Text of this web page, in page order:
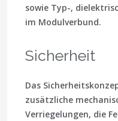
sowie Typ-,
im Modulverbund.
Sicherheit
Das
zusätzliche
Verriegelungen, die